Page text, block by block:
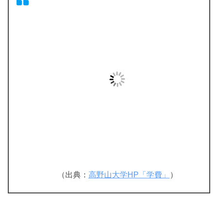
（出典： 高野山大学HP「学費」 ）